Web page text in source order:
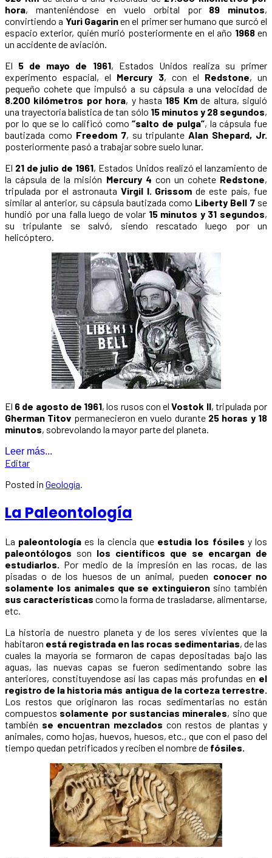
hora, manteniéndose en vuelo orbital por 89 minutos,
convirtiendo a Yuri Gagarinen el primer ser humano que surcó el
espacio exterior, quién murió posteriormente en el año 1968en
un accidente de aviación.
El 5 de mayo de 1961, Estados Unidos realiza su primer
experimento espacial, el Mercury 3, con el Redstone, un
pequeño cohete que impulsó a su cápsula a una velocidad de
8.200 kilómetros por hora, y hasta 185 Kmde altura, siguió
una trayectoria balística de tan sólo 15 minutos y 28 segundos,
por lo que se lo calificó como“salto de pulga”, la cápsula fue
bautizada como Freedom 7, su tripulanteAlan Shepard, Jr.
posteriormente pasó a trabajar sobre suelo lunar.
El 21 de julio de 1961, Estados Unidos realizó el lanzamiento de
la cápsula de la misión Mercury 4 con un cohete Redstone,
tripulada por el astronauta Virgil I. Grissom de este país, fue
similar al anterior, su cápsula bautizada como Liberty Bell 7 se
hundió por una falla luego de volar 15 minutos y 31 segundos,
su tripulante se salvó, siendo rescatado luego por un
helicóptero.
El 6 de agosto de 1961, los rusos con elVostok II, tripulada por
Gherman Titov permanecieron en vuelo durante 25 horas y 18
minutos, sobrevolando la mayor parte del planeta.
Leer más...
Editar
Posted in Geología.
La Paleontología
La paleontología es la ciencia que estudia los fósiles y los
paleontólogos son los científicos que se encargan de
estudiarlos. Por medio de la impresión en las rocas, de las
pisadas o de los huesos de un animal, pueden conocer no
solamente los animales que se extinguieron sino también
sus características como la forma de trasladarse, alimentarse,
etc.
La historia de nuestro planeta y de los seres vivientes que la
habitaron está registrada en las rocas sedimentarias, de las
cuales la mayoría se formaron de capas depositadas bajo las
aguas, las nuevas capas se fueron sedimentando sobre las
anteriores, constituyendose así las capas más profundas en el
registro de la historia más antigua de la corteza terrestre.
Los restos que originaron las rocas sedimentarias no están
compuestos solamente por sustancias minerales, sino que
también se encuentran mezclados con restos de plantas y
animales, como hojas, huevos, huesos, etc., que con el paso del
tiempo quedan petrificados y reciben el nombre de fósiles.